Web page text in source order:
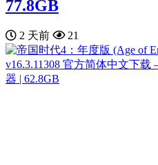
77.8GB
2 天前 21